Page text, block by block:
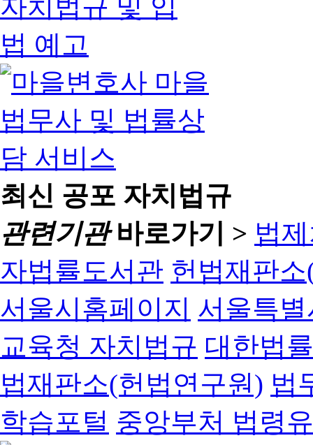
최신 공포 자치법규
관련기관바로가기 > 법
자법률도서관 헌법재판
서울시홈페이지 서울특
교육청 자치법규 대한법
법재판소(헌법연구원) 법
학습포털 중앙부처 법령